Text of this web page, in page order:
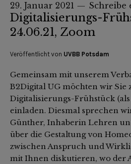
29. Januar 2021 Schreibe
Digitalisierungs-
24.06.21, Zoom
Veröffentlicht von UVBB Potsdam
Gemeinsam mit unserem
B2Digital UG möchten wir Sie
Digitalisierungs-Frühstück
einladen. Diesmal sprechen
Günther, Inhaberin Lehren
über die Gestaltung von
zwischen Anspruch und
mit Ihnen diskutieren, wo der